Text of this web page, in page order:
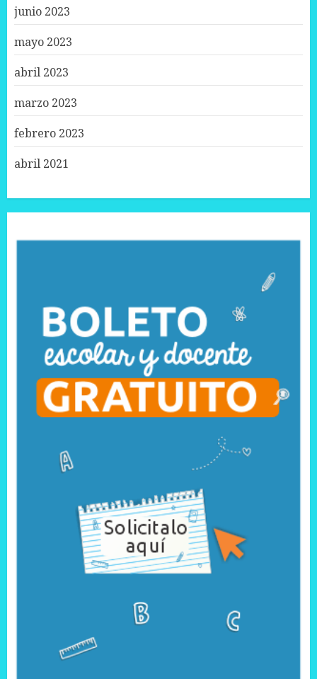
junio 2023
mayo 2023
abril 2023
marzo 2023
febrero 2023
abril 2021